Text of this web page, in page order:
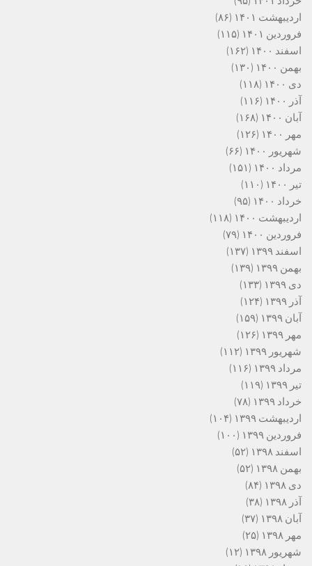
اردیبهشت ۱۴۰۱
(۸۶)
فروردین ۱۴۰۱
(۱۱۵)
اسفند ۱۴۰۰
(۱۶۲)
بهمن ۱۴۰۰
(۱۳۰)
دی ۱۴۰۰
(۱۱۸)
آذر ۱۴۰۰
(۱۱۶)
آبان ۱۴۰۰
(۱۶۸)
مهر ۱۴۰۰
(۱۲۶)
شهریور ۱۴۰۰
(۶۶)
مرداد ۱۴۰۰
(۱۵۱)
تیر ۱۴۰۰
(۱۱۰)
خرداد ۱۴۰۰
(۹۵)
اردیبهشت ۱۴۰۰
(۱۱۸)
فروردین ۱۴۰۰
(۷۹)
اسفند ۱۳۹۹
(۱۳۷)
بهمن ۱۳۹۹
(۱۳۹)
دی ۱۳۹۹
(۱۳۳)
آذر ۱۳۹۹
(۱۲۴)
آبان ۱۳۹۹
(۱۵۹)
مهر ۱۳۹۹
(۱۲۶)
شهریور ۱۳۹۹
(۱۱۲)
مرداد ۱۳۹۹
(۱۱۶)
تیر ۱۳۹۹
(۱۱۹)
خرداد ۱۳۹۹
(۷۸)
اردیبهشت ۱۳۹۹
(۱۰۴)
فروردین ۱۳۹۹
(۱۰۰)
اسفند ۱۳۹۸
(۵۲)
بهمن ۱۳۹۸
(۵۲)
دی ۱۳۹۸
(۸۴)
آذر ۱۳۹۸
(۳۸)
آبان ۱۳۹۸
(۳۷)
مهر ۱۳۹۸
(۲۵)
شهریور ۱۳۹۸
(۱۲)